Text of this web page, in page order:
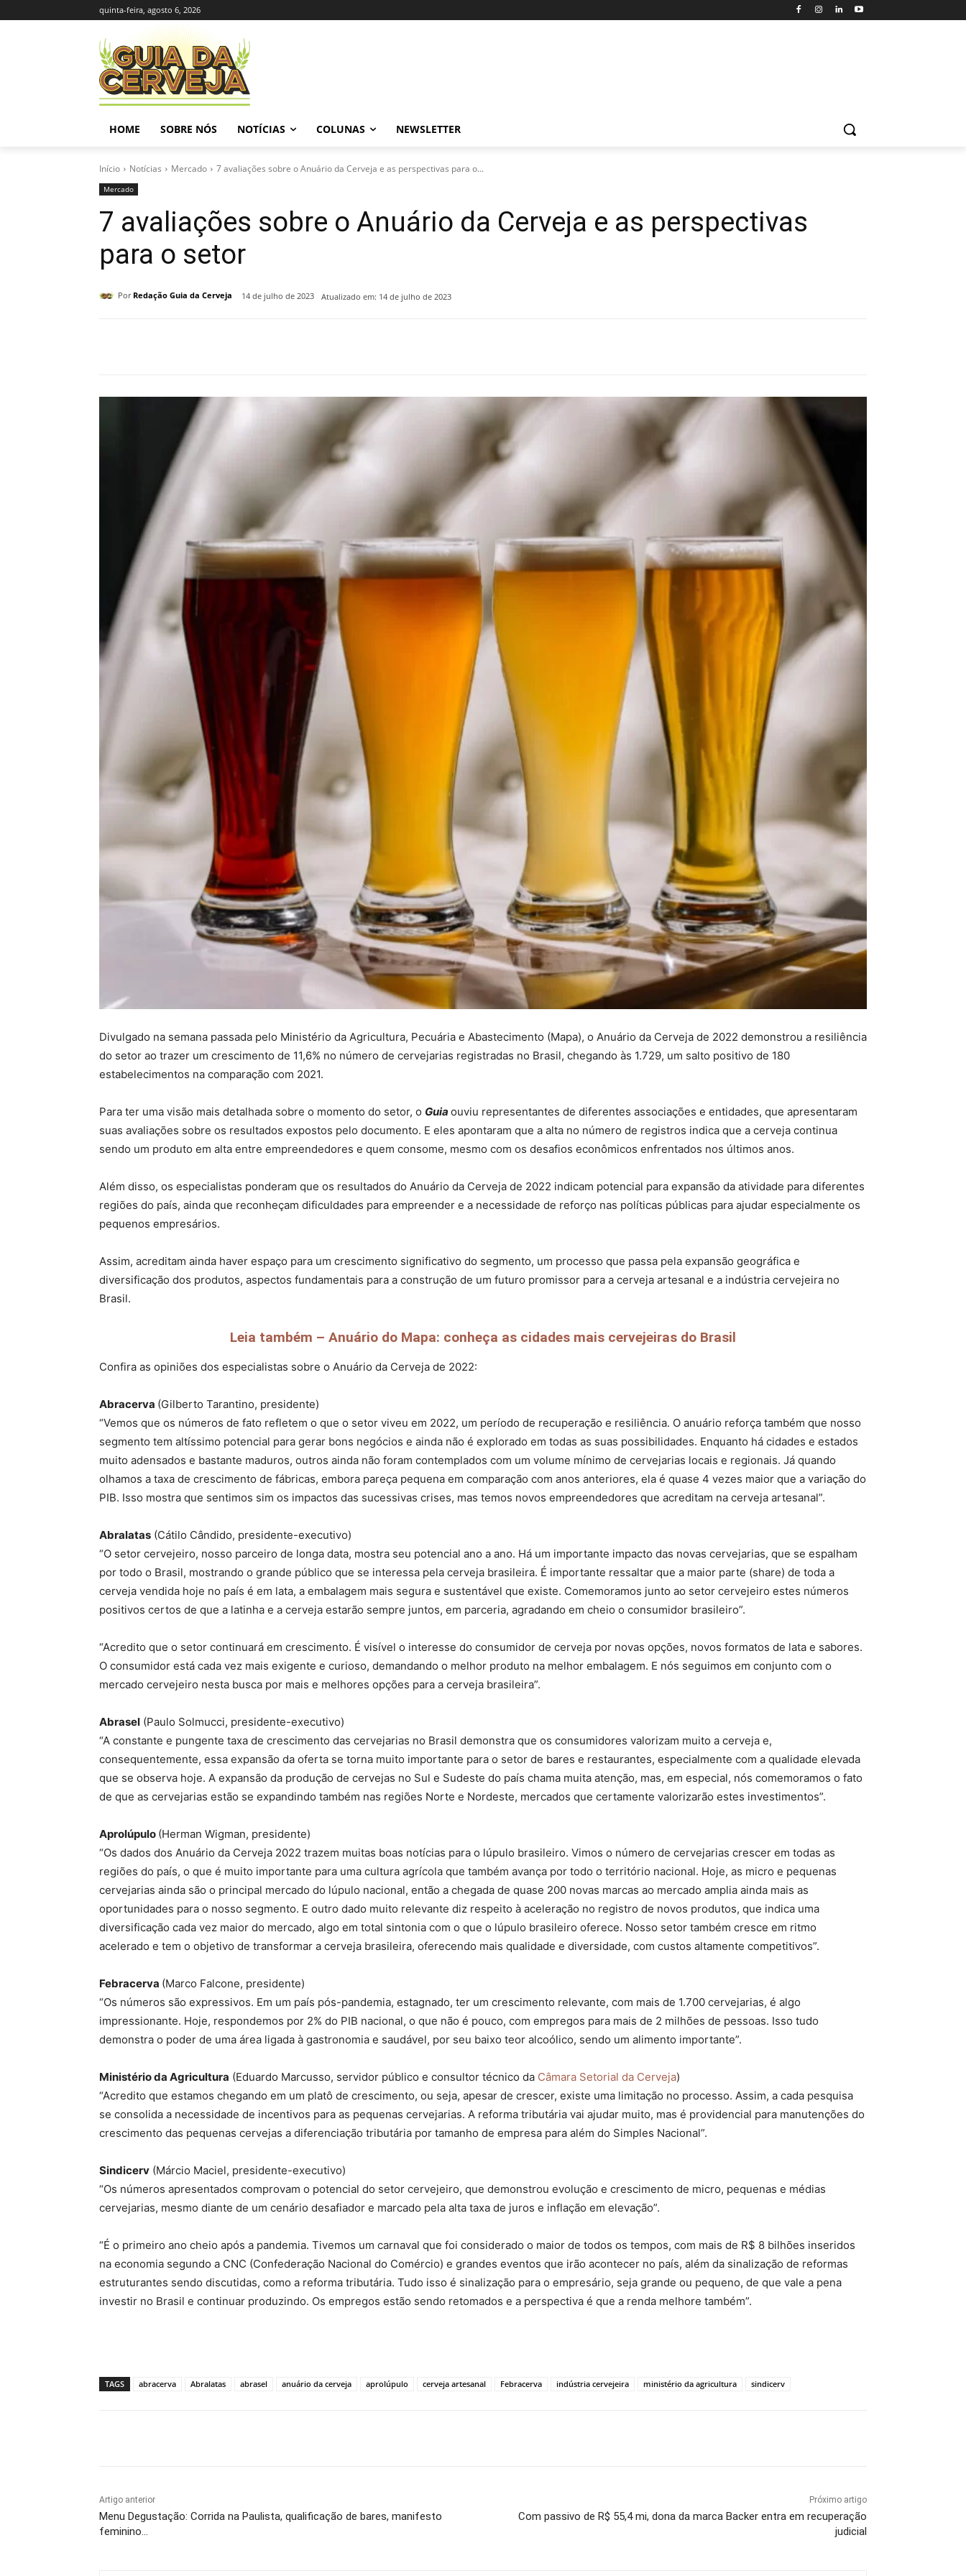
quinta-feira, agosto 6, 2026
HOME SOBRE NÓS NOTÍCIAS COLUNAS NEWSLETTER
Início Notícias Mercado 7 avaliações sobre o Anuário da Cerveja e as perspectivas para o...
Mercado
7 avaliações sobre o Anuário da Cerveja e as perspectivas
para o setor
Por Redação Guia da Cerveja 14 de julho de 2023 Atualizado em: 14 de julho de 2023
Divulgado na semana passada pelo Ministério da Agricultura, Pecuária e Abastecimento (Mapa), o Anuário da Cerveja de 2022 demonstrou a resiliência
do setor ao trazer um crescimento de 11,6% no número de cervejarias registradas no Brasil, chegando às 1.729, um salto positivo de 180
estabelecimentos na comparação com 2021.
Para ter uma visão mais detalhada sobre o momento do setor, o Guia ouviu representantes de diferentes associações e entidades, que apresentaram
suas avaliações sobre os resultados expostos pelo documento. E eles apontaram que a alta no número de registros indica que a cerveja continua
sendo um produto em alta entre empreendedores e quem consome, mesmo com os desafios econômicos enfrentados nos últimos anos.
Além disso, os especialistas ponderam que os resultados do Anuário da Cerveja de 2022 indicam potencial para expansão da atividade para diferentes
regiões do país, ainda que reconheçam dificuldades para empreender e a necessidade de reforço nas políticas públicas para ajudar especialmente os
pequenos empresários.
Assim, acreditam ainda haver espaço para um crescimento significativo do segmento, um processo que passa pela expansão geográfica e
diversificação dos produtos, aspectos fundamentais para a construção de um futuro promissor para a cerveja artesanal e a indústria cervejeira no
Brasil.
Leia também – Anuário do Mapa: conheça as cidades mais cervejeiras do Brasil
Confira as opiniões dos especialistas sobre o Anuário da Cerveja de 2022:
Abracerva (Gilberto Tarantino, presidente)
“Vemos que os números de fato refletem o que o setor viveu em 2022, um período de recuperação e resiliência. O anuário reforça também que nosso
segmento tem altíssimo potencial para gerar bons negócios e ainda não é explorado em todas as suas possibilidades. Enquanto há cidades e estados
muito adensados e bastante maduros, outros ainda não foram contemplados com um volume mínimo de cervejarias locais e regionais. Já quando
olhamos a taxa de crescimento de fábricas, embora pareça pequena em comparação com anos anteriores, ela é quase 4 vezes maior que a variação do
PIB. Isso mostra que sentimos sim os impactos das sucessivas crises, mas temos novos empreendedores que acreditam na cerveja artesanal”.
Abralatas (Cátilo Cândido, presidente-executivo)
“O setor cervejeiro, nosso parceiro de longa data, mostra seu potencial ano a ano. Há um importante impacto das novas cervejarias, que se espalham
por todo o Brasil, mostrando o grande público que se interessa pela cerveja brasileira. É importante ressaltar que a maior parte (share) de toda a
cerveja vendida hoje no país é em lata, a embalagem mais segura e sustentável que existe. Comemoramos junto ao setor cervejeiro estes números
positivos certos de que a latinha e a cerveja estarão sempre juntos, em parceria, agradando em cheio o consumidor brasileiro”.
“Acredito que o setor continuará em crescimento. É visível o interesse do consumidor de cerveja por novas opções, novos formatos de lata e sabores.
O consumidor está cada vez mais exigente e curioso, demandando o melhor produto na melhor embalagem. E nós seguimos em conjunto com o
mercado cervejeiro nesta busca por mais e melhores opções para a cerveja brasileira”.
Abrasel (Paulo Solmucci, presidente-executivo)
“A constante e pungente taxa de crescimento das cervejarias no Brasil demonstra que os consumidores valorizam muito a cerveja e,
consequentemente, essa expansão da oferta se torna muito importante para o setor de bares e restaurantes, especialmente com a qualidade elevada
que se observa hoje. A expansão da produção de cervejas no Sul e Sudeste do país chama muita atenção, mas, em especial, nós comemoramos o fato
de que as cervejarias estão se expandindo também nas regiões Norte e Nordeste, mercados que certamente valorizarão estes investimentos”.
Aprolúpulo (Herman Wigman, presidente)
“Os dados dos Anuário da Cerveja 2022 trazem muitas boas notícias para o lúpulo brasileiro. Vimos o número de cervejarias crescer em todas as
regiões do país, o que é muito importante para uma cultura agrícola que também avança por todo o território nacional. Hoje, as micro e pequenas
cervejarias ainda são o principal mercado do lúpulo nacional, então a chegada de quase 200 novas marcas ao mercado amplia ainda mais as
oportunidades para o nosso segmento. E outro dado muito relevante diz respeito à aceleração no registro de novos produtos, que indica uma
diversificação cada vez maior do mercado, algo em total sintonia com o que o lúpulo brasileiro oferece. Nosso setor também cresce em ritmo
acelerado e tem o objetivo de transformar a cerveja brasileira, oferecendo mais qualidade e diversidade, com custos altamente competitivos”.
Febracerva (Marco Falcone, presidente)
“Os números são expressivos. Em um país pós-pandemia, estagnado, ter um crescimento relevante, com mais de 1.700 cervejarias, é algo
impressionante. Hoje, respondemos por 2% do PIB nacional, o que não é pouco, com empregos para mais de 2 milhões de pessoas. Isso tudo
demonstra o poder de uma área ligada à gastronomia e saudável, por seu baixo teor alcoólico, sendo um alimento importante”.
Ministério da Agricultura (Eduardo Marcusso, servidor público e consultor técnico da Câmara Setorial da Cerveja)
“Acredito que estamos chegando em um platô de crescimento, ou seja, apesar de crescer, existe uma limitação no processo. Assim, a cada pesquisa
se consolida a necessidade de incentivos para as pequenas cervejarias. A reforma tributária vai ajudar muito, mas é providencial para manutenções do
crescimento das pequenas cervejas a diferenciação tributária por tamanho de empresa para além do Simples Nacional”.
Sindicerv (Márcio Maciel, presidente-executivo)
“Os números apresentados comprovam o potencial do setor cervejeiro, que demonstrou evolução e crescimento de micro, pequenas e médias
cervejarias, mesmo diante de um cenário desafiador e marcado pela alta taxa de juros e inflação em elevação”.
“É o primeiro ano cheio após a pandemia. Tivemos um carnaval que foi considerado o maior de todos os tempos, com mais de R$ 8 bilhões inseridos
na economia segundo a CNC (Confederação Nacional do Comércio) e grandes eventos que irão acontecer no país, além da sinalização de reformas
estruturantes sendo discutidas, como a reforma tributária. Tudo isso é sinalização para o empresário, seja grande ou pequeno, de que vale a pena
investir no Brasil e continuar produzindo. Os empregos estão sendo retomados e a perspectiva é que a renda melhore também”.
TAGS abracerva Abralatas abrasel anuário da cerveja aprolúpulo cerveja artesanal Febracerva indústria cervejeira ministério da agricultura sindicerv
Artigo anterior
Menu Degustação: Corrida na Paulista, qualificação de bares, manifesto
feminino…
Próximo artigo
Com passivo de R$ 55,4 mi, dona da marca Backer entra em recuperação
judicial